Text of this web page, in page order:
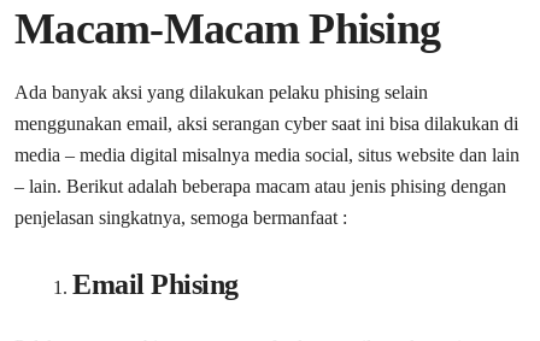
Macam-Macam Phising
Ada banyak aksi yang dilakukan pelaku phising selain
menggunakan email, aksi serangan cyber saat ini bisa dilakukan di
media – media digital misalnya media social, situs website dan lain
– lain. Berikut adalah beberapa macam atau jenis phising dengan
penjelasan singkatnya, semoga bermanfaat :
Email Phising